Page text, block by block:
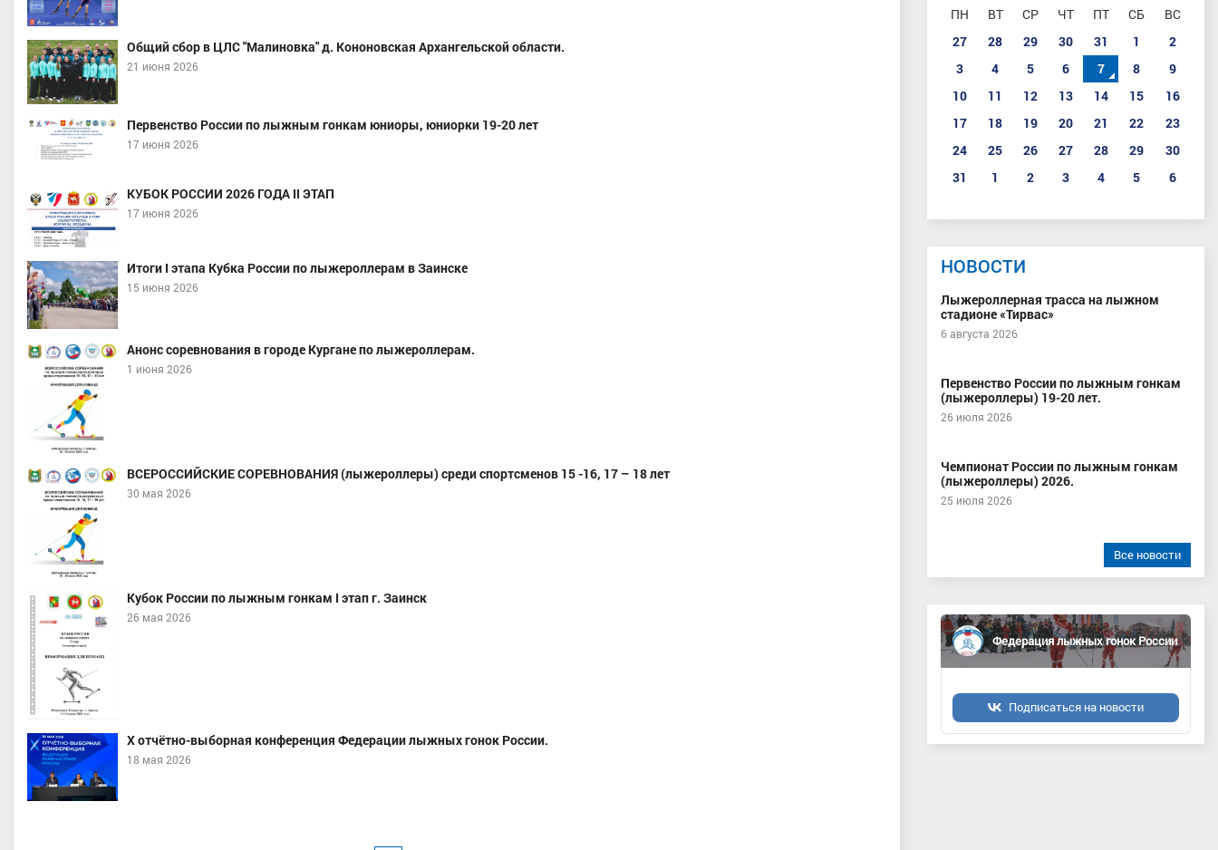
Общий сбор в ЦЛС "Малиновка" д. Кононовская Архангельской области.
21 июня 2026
Первенство России по лыжным гонкам юниоры, юниорки 19-20 лет
17 июня 2026
КУБОК РОССИИ 2026 ГОДА II ЭТАП
17 июня 2026
Итоги I этапа Кубка России по лыжероллерам в Заинске
15 июня 2026
Анонс соревнования в городе Кургане по лыжероллерам.
1 июня 2026
ВСЕРОССИЙСКИЕ СОРЕВНОВАНИЯ (лыжероллеры) среди спортсменов 15 -16, 17 – 18 лет
30 мая 2026
Кубок России по лыжным гонкам I этап г. Заинск
26 мая 2026
X отчётно-выборная конференция Федерации лыжных гонок России.
18 мая 2026
ПН ВТ СР ЧТ ПТ СБ
ВС
27
28 29 30 31 1
2
3
4 5 6 7 8
9
10
11 12 13 14 15
16
17
18 19 20 21 22
23
24
25 26 27 28 29
30
31
1 2 3 4 5 6
НОВОСТИ
Лыжероллерная трасса на лыжном
стадионе «Тирвас»
6 августа 2026
Первенство России по лыжным гонкам
(лыжероллеры) 19-20 лет.
26 июля 2026
Чемпионат России по лыжным гонкам
(лыжероллеры) 2026.
25 июля 2026
Все новости
Федерация лыжных гонок России
Подписаться на новости